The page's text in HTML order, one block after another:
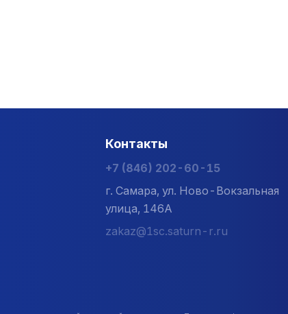
Контакты
+7 (846) 202-60-15
г. Самара, ул. Ново-Вокзальная
улица, 146А
zakaz@1sc.saturn-r.ru